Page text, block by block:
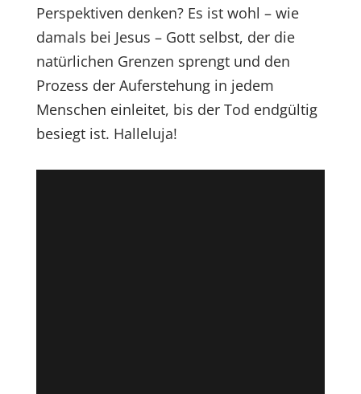
Perspektiven denken? Es ist wohl – wie
damals bei Jesus – Gott selbst, der die
natürlichen Grenzen sprengt und den
Prozess der Auferstehung in jedem
Menschen einleitet, bis der Tod endgültig
besiegt ist. Halleluja!